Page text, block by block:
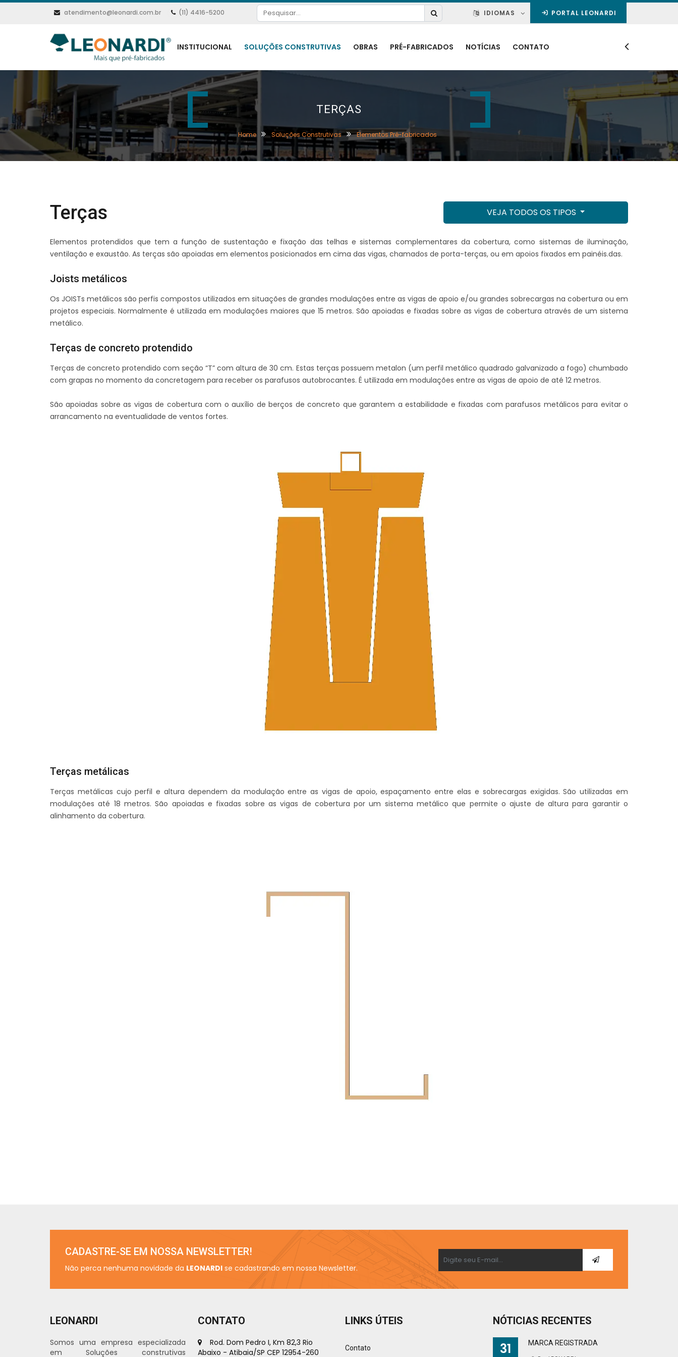
atendimento@leonardi.com.br (11) 4416-5200 IDIOMAS PORTAL LEONARDI
INSTITUCIONAL SOLUÇÕES CONSTRUTIVAS OBRAS PRÉ-FABRICADOS NOTÍCIAS CONTATO
TERÇAS
Home Soluções Construtivas Elementos Pré-fabricados
Terças VEJA TODOS OS TIPOS
Elementos protendidos que tem a função de sustentação e fixação das telhas e sistemas complementares da cobertura, como sistemas de iluminação,
ventilação e exaustão. As terças são apoiadas em elementos posicionados em cima das vigas, chamados de porta-terças, ou em apoios fixados em painéis.das.
Joists metálicos
Os JOISTs metálicos são perfis compostos utilizados em situações de grandes modulações entre as vigas de apoio e/ou grandes sobrecargas na cobertura ou em
projetos especiais. Normalmente é utilizada em modulações maiores que 15 metros. São apoiadas e fixadas sobre as vigas de cobertura através de um sistema
metálico.
Terças de concreto protendido
Terças de concreto protendido com seção “T” com altura de 30 cm. Estas terças possuem metalon (um perfil metálico quadrado galvanizado a fogo) chumbado
com grapas no momento da concretagem para receber os parafusos autobrocantes. É utilizada em modulações entre as vigas de apoio de até 12 metros.
São apoiadas sobre as vigas de cobertura com o auxílio de berços de concreto que garantem a estabilidade e fixadas com parafusos metálicos para evitar o
arrancamento na eventualidade de ventos fortes.
Terças metálicas
Terças metálicas cujo perfil e altura dependem da modulação entre as vigas de apoio, espaçamento entre elas e sobrecargas exigidas. São utilizadas em
modulações até 18 metros. São apoiadas e fixadas sobre as vigas de cobertura por um sistema metálico que permite o ajuste de altura para garantir o
alinhamento da cobertura.
CADASTRE-SE EM NOSSA NEWSLETTER!
Não perca nenhuma novidade da LEONARDI se cadastrando em nossa Newsletter.
LEONARDI
Somos uma empresa especializada
em Soluções construtivas
CONTATO
Rod. Dom Pedro I, Km 82,3 Rio
Abaixo - Atibaia/SP CEP 12954-260
LINKS ÚTEIS
Contato
NÓTICIAS RECENTES
31 MARCA REGISTRADA